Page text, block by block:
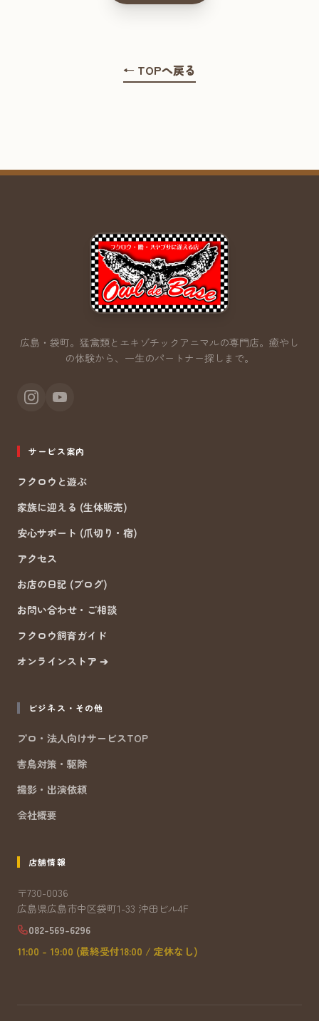
← TOPへ戻る
広島・袋町。猛禽類とエキゾチックアニマルの専門店。 癒やし
の体験から、一生のパートナー探しまで。
サービス案内
フクロウと遊ぶ
家族に迎える (生体販売)
安心サポート (爪切り・宿)
アクセス
お店の日記 (ブログ)
お問い合わせ・ご相談
フクロウ飼育ガイド
オンラインストア ➔
ビジネス・その他
プロ・法人向けサービスTOP
害鳥対策・駆除
撮影・出演依頼
会社概要
店舗情報
〒730-0036
広島県広島市中区袋町1-33 沖田ビル4F
082-569-6296
11:00 - 19:00 (最終受付18:00 / 定休なし)